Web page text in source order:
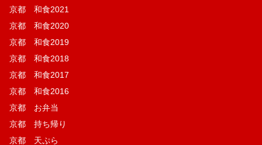
京都 和食2021
京都 和食2020
京都 和食2019
京都 和食2018
京都 和食2017
京都 和食2016
京都 お弁当
京都 持ち帰り
京都 天ぷら